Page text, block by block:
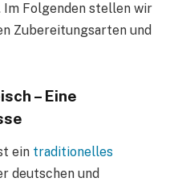
Folgenden stellen wir
Zubereitungsarten und
– Eine
ein traditionelles
deutschen und